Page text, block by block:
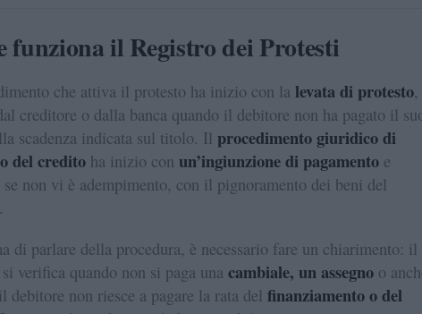
funziona il Registro dei Protesti
che attiva il protesto ha inizio con la levata di protesto,
creditore o dalla banca quando il debitore non ha pagato il
scadenza indicata sul titolo. Il procedimento giuridico di
del credito ha inizio con un’ingiunzione di pagamento e
non vi è adempimento, con il pignoramento dei beni del
di parlare della procedura, è necessario fare un chiarimento: il
verifica quando non si paga una cambiale, un assegno o
debitore non riesce a pagare la rata del finanziamento o del